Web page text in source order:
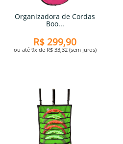
Organizadora de Cordas
Boo...
R$ 299,90
ou até 9x de R$ 33,32 (sem juros)